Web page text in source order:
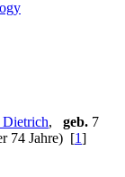
Dietrich, geb. 7
74 Jahre) [1]